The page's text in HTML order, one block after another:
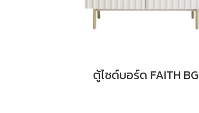
ตู้ไซด์บอร์ด FAITH BG